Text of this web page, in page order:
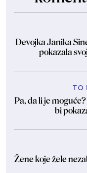
Devojka Janika
pokazala
TO
Pa, da li je
bi
Žene koje žele